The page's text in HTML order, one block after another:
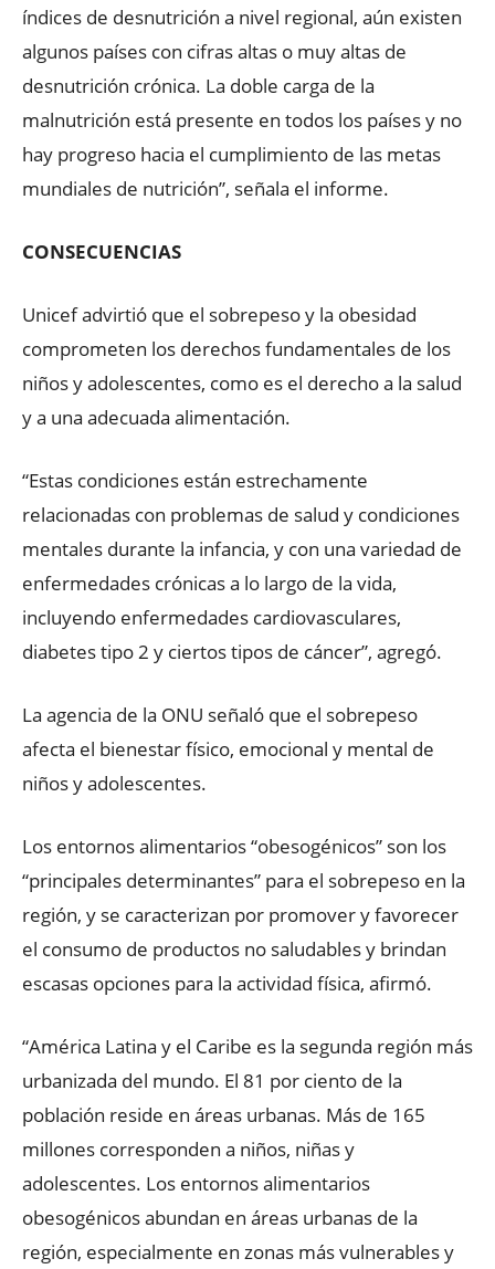
índices de desnutrición a nivel regional, aún existen
algunos países con cifras altas o muy altas de
desnutrición crónica. La doble carga de la
malnutrición está presente en todos los países y no
hay progreso hacia el cumplimiento de las metas
mundiales de nutrición”, señala el informe.
CONSECUENCIAS
Unicef advirtió que el sobrepeso y la obesidad
comprometen los derechos fundamentales de los
niños y adolescentes, como es el derecho a la salud
y a una adecuada alimentación.
“Estas condiciones están estrechamente
relacionadas con problemas de salud y condiciones
mentales durante la infancia, y con una variedad de
enfermedades crónicas a lo largo de la vida,
incluyendo enfermedades cardiovasculares,
diabetes tipo 2 y ciertos tipos de cáncer”, agregó.
La agencia de la ONU señaló que el sobrepeso
afecta el bienestar físico, emocional y mental de
niños y adolescentes.
Los entornos alimentarios “obesogénicos” son los
“principales determinantes” para el sobrepeso en la
región, y se caracterizan por promover y favorecer
el consumo de productos no saludables y brindan
escasas opciones para la actividad física, afirmó.
“América Latina y el Caribe es la segunda región más
urbanizada del mundo. El 81 por ciento de la
población reside en áreas urbanas. Más de 165
millones corresponden a niños, niñas y
adolescentes. Los entornos alimentarios
obesogénicos abundan en áreas urbanas de la
región, especialmente en zonas más vulnerables y